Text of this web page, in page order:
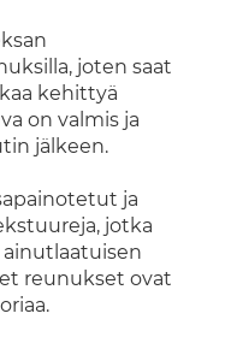
joten saat
kehittyä
on valmis ja
jälkeen.
ja
jotka
reunukset ovat